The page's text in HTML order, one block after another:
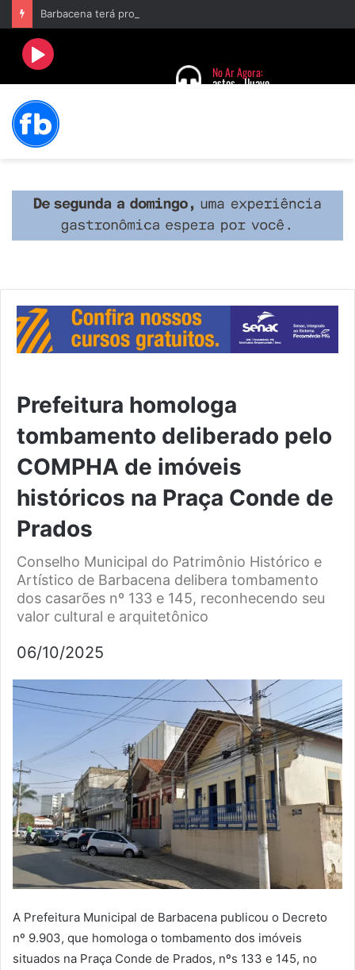
Prefeitura homologa
tombamento deliberado pelo
COMPHA de imóveis
históricos na Praça Conde de
Prados
Conselho Municipal do Patrimônio Histórico e
Artístico de Barbacena delibera tombamento
dos casarões nº 133 e 145, reconhecendo seu
valor cultural e arquitetônico
06/10/2025
A Prefeitura Municipal de Barbacena publicou o Decreto
nº 9.903, que homologa o tombamento dos imóveis
situados na Praça Conde de Prados, nºs 133 e 145, no